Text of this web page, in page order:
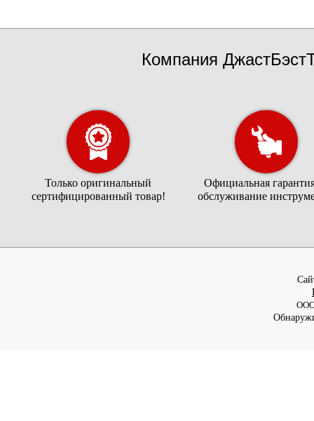
Компания
Только оригинальный
сертифицированный товар!
Официальная
обслуживание
ООО